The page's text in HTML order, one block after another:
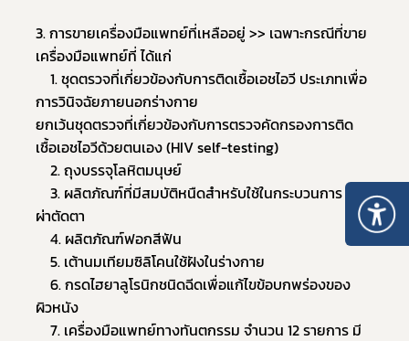
3. การขายเครื่องมือแพทย์ที่เหลืออยู่ >> เฉพาะกรณีที่ขาย
เครื่องมือแพทย์ที่ ได้แก่
การวินิจฉัยภายนอกร่างกาย
ยกเว้นชุดตรวจที่เกี่ยวข้องกับการตรวจคัดกรองการติด
เชื้อเอชไอวีด้วยตนเอง (HIV self-testing)
	2. ถุงบรรจุโลหิตมนุษย์
ผ่าตัดตา
	4. ผลิตภัณฑ์ฟอกสีฟัน
	5. เต้านมเทียมซิลิโคนใช้ฝังในร่างกาย
ผิวหนัง